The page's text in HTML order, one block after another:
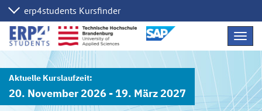
20. November 2026 - 19. März 2027